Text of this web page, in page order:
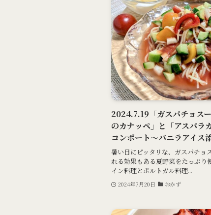
2024.7.19「ガスパチョス
のカナッペ」と「アスパラ
コンポート～バニラアイス
暑い日にピッタリな、ガスパチョ
れる効果もある夏野菜をたっぷり
イン料理とポルトガル料理...
2024年7月20日 おかず